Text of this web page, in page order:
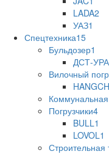
LADA2
УАЗ1
Спецтехника15
Бульдозер1
ДСТ-
Вилочный
Коммунальная
Погрузчики4
BULL1
LOVOL1
Строительная